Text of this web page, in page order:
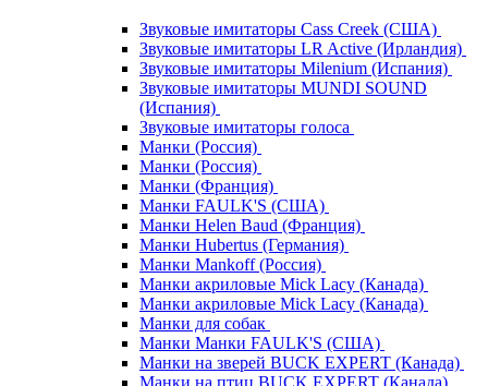
Звуковые имитаторы Cass Creek (США)
Звуковые имитаторы LR Active (Ирландия)
Звуковые имитаторы Milenium (Испания)
Звуковые имитаторы MUNDI SOUND
(Испания)
Звуковые имитаторы голоса
Манки (Россия)
Манки (Россия)
Манки (Франция)
Манки FAULK'S (США)
Манки Helen Baud (Франция)
Манки Hubertus (Германия)
Манки Mankoff (Россия)
Манки акриловые Mick Lacy (Канада)
Манки акриловые Mick Lacy (Канада)
Манки для собак
Манки Манки FAULK'S (США)
Манки на зверей BUCK EXPERT (Канада)
Манки на птиц BUCK EXPERT (Канада)